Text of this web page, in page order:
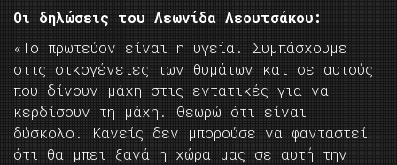
Οι δηλώσεις του Λεωνίδα Λεουτσάκου:
«Το πρωτεύον είναι η υγεία. Συμπάσχουμε
στις οικογένειες των θυμάτων και σε αυτούς
που δίνουν μάχη στις εντατικές για να
κερδίσουν τη μάχη. Θεωρώ ότι είναι
δύσκολο. Κανείς δεν μπορούσε να φανταστεί
ότι θα μπει ξανά η χώρα μας σε αυτή την